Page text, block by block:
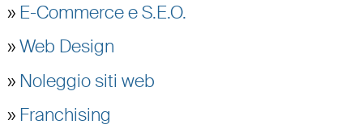
» E-Commerce e S.E.O.
»Web Design
» Noleggio siti web
» Franchising